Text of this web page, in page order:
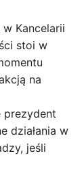
w Kancelarii
stoi w
na
prezydent
działania w
jeśli